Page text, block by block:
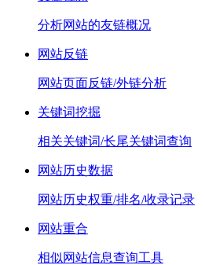
分析网站的友链概况
网站反链
网站页面反链/外链分析
关键词挖掘
相关关键词/长尾关键词查询
网站历史数据
网站历史权重/排名/收录记录
网站重合
相似网站信息查询工具